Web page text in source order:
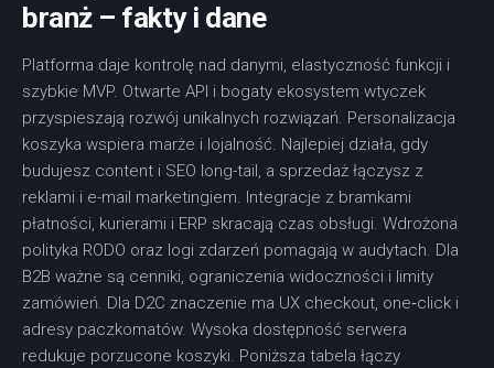
branż – fakty i dane
Platforma daje kontrolę nad danymi, elastyczność funkcji i
szybkie MVP. Otwarte API i bogaty ekosystem wtyczek
przyspieszają rozwój unikalnych rozwiązań. Personalizacja
koszyka wspiera marże i lojalność. Najlepiej działa, gdy
budujesz content i SEO long-tail, a sprzedaż łączysz z
reklami i e-mail marketingiem. Integracje z bramkami
płatności, kurierami i ERP skracają czas obsługi. Wdrożona
polityka RODO oraz logi zdarzeń pomagają w audytach. Dla
B2B ważne są cenniki, ograniczenia widoczności i limity
zamówień. Dla D2C znaczenie ma UX checkout, one‑click i
adresy paczkomatów. Wysoka dostępność serwera
redukuje porzucone koszyki. Poniższa tabela łączy